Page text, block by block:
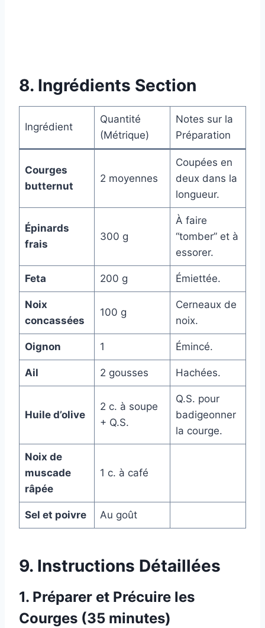
8. Ingrédients Section
Ingrédient
Quantité
(Métrique)
Notes sur la
Préparation
Courges
butternut
2 moyennes
Coupées en
deux dans la
longueur.
Épinards
frais
300 g
À faire
“tomber” et à
essorer.
Feta 200 g Émiettée.
Noix
concassées
100 g
Cerneaux de
noix.
Oignon 1 Émincé.
Ail 2 gousses Hachées.
Huile d’olive
2 c. à soupe
+ Q.S.
Q.S. pour
badigeonner
la courge.
Noix de
muscade
râpée
1 c. à café
Sel et poivre Au goût
9. Instructions Détaillées
1. Préparer et Précuire les
Courges (35 minutes)